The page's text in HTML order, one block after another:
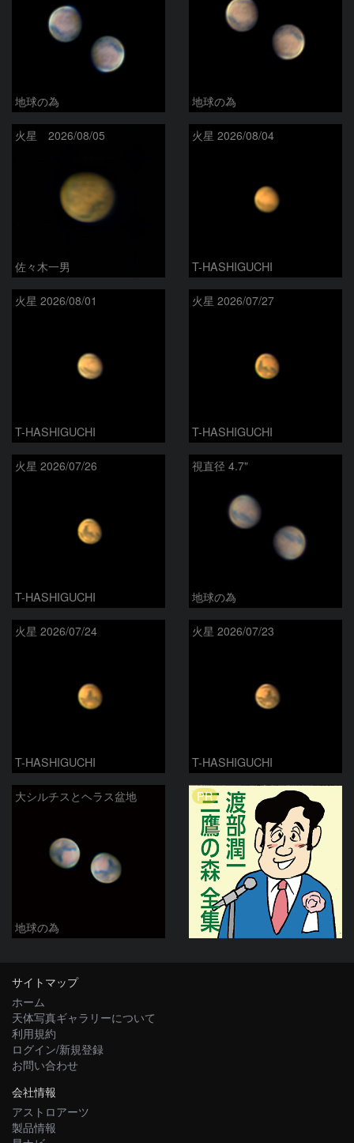
地球の為 地球の為
火星 2026/08/05
佐々木一男
火星 2026/08/04
T-HASHIGUCHI
火星 2026/08/01
T-HASHIGUCHI
火星 2026/07/27
T-HASHIGUCHI
火星 2026/07/26
T-HASHIGUCHI
視直径 4.7"
地球の為
火星 2026/07/24
T-HASHIGUCHI
火星 2026/07/23
T-HASHIGUCHI
大シルチスとヘラス盆地
地球の為
PR
サイトマップ
ホーム
天体写真ギャラリーについて
利用規約
ログイン/新規登録
お問い合わせ
会社情報
アストロアーツ
製品情報